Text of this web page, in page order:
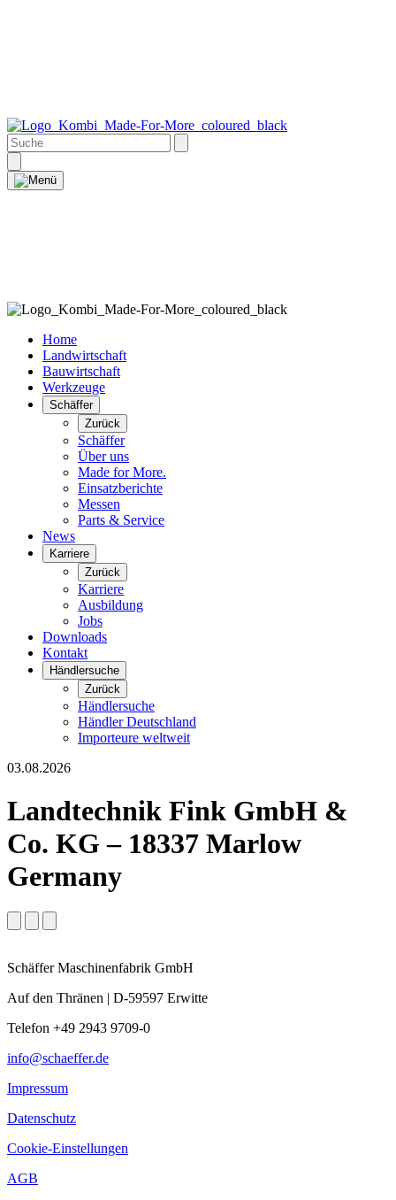
Home
Landwirtschaft
Bauwirtschaft
Werkzeuge
Schäffer
Zurück
Schäffer
Über uns
Made for More.
Einsatzberichte
Messen
Parts & Service
News
Karriere
Zurück
Karriere
Ausbildung
Jobs
Downloads
Kontakt
Händlersuche
Zurück
Händlersuche
Händler Deutschland
Importeure weltweit
03.08.2026
Landtechnik Fink GmbH &
Co. KG – 18337 Marlow
Germany
Schäffer Maschinenfabrik GmbH
Auf den Thränen | D-59597 Erwitte
Telefon +49 2943 9709-0
info@schaeffer.de
Impressum
Datenschutz
Cookie-Einstellungen
AGB